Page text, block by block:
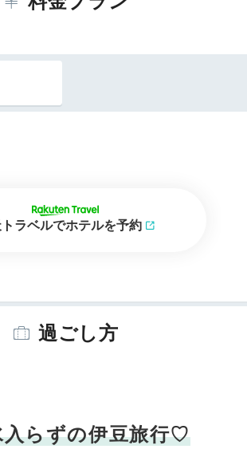
ラベルでホテルを予約
過ごし方
入らずの伊豆旅行♡